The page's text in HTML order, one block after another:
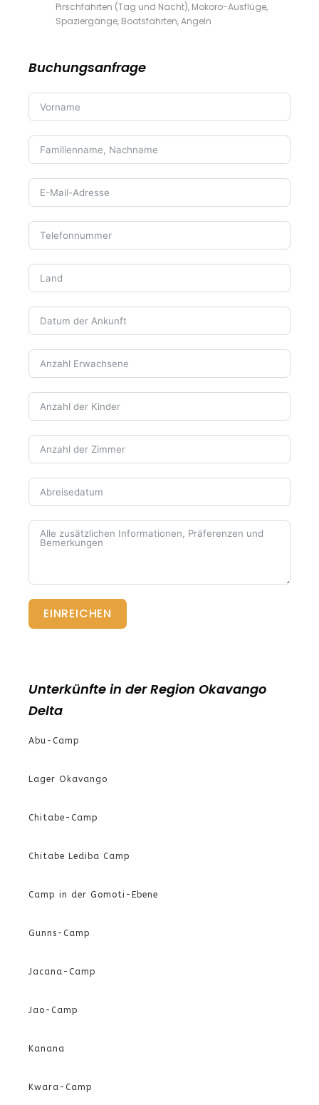
Pirschfahrten (Tag und Nacht), Mokoro-Ausflüge,
Spaziergänge, Bootsfahrten, Angeln
Buchungsanfrage
EINREICHEN
Unterkünfte in der Region Okavango
Delta
Abu-Camp
Lager Okavango
Chitabe-Camp
Chitabe Lediba Camp
Camp in der Gomoti-Ebene
Gunns-Camp
Jacana-Camp
Jao-Camp
Kanana
Kwara-Camp